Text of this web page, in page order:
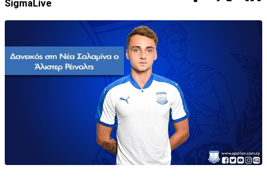
SigmaLive